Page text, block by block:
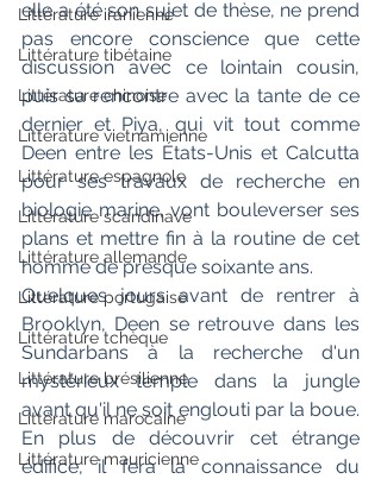
Littérature iranienne
Littérature tibétaine
Littérature chinoise
Littérature vietnamienne
Littérature espagnole
Littérature scandinave
Littérature allemande
Littérature portugaise
Littérature tchèque
Littérature brésilienne
Littérature marocaine
Littérature mauricienne
elle a été son sujet de thèse, ne prend
pas encore conscience que cette
discussion avec ce lointain cousin,
puis sa rencontre avec la tante de ce
dernier et Piya, qui vit tout comme
Deen entre les États-Unis et Calcutta
pour ses travaux de recherche en
biologie marine, vont bouleverser ses
plans et mettre fin à la routine de cet
homme de presque soixante ans.
Quelques jours avant de rentrer à
Brooklyn, Deen se retrouve dans les
Sundarbans à la recherche d'un
mystérieux temple dans la jungle
avant qu'il ne soit englouti par la boue.
En plus de découvrir cet étrange
édifice, il fera la connaissance du